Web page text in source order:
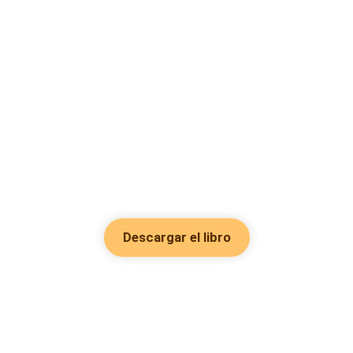
Descargar el libro